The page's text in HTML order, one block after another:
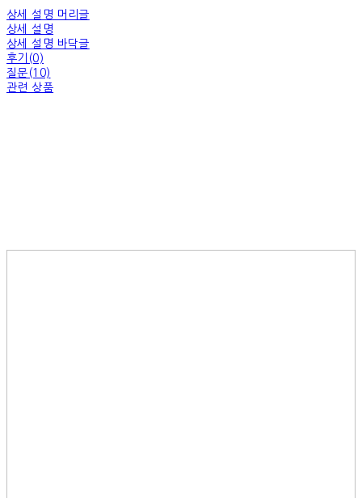
상세 설명 머리글
상세 설명
상세 설명 바닥글
후기(0)
질문(10)
관련 상품